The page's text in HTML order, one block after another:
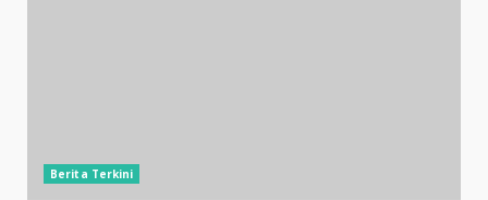
Berita Terkini